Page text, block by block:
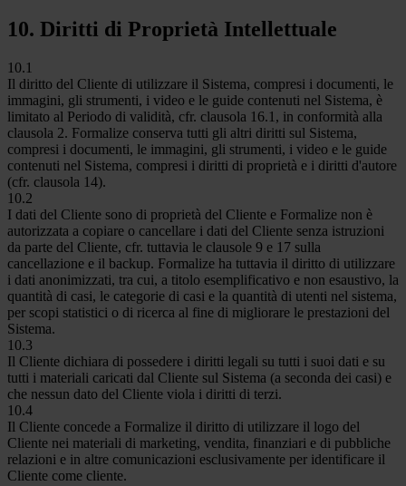
10. Diritti di Proprietà Intellettuale
10.1
Il diritto del Cliente di utilizzare il Sistema, compresi i documenti, le
immagini, gli strumenti, i video e le guide contenuti nel Sistema, è
limitato al Periodo di validità, cfr. clausola 16.1, in conformità alla
clausola 2. Formalize conserva tutti gli altri diritti sul Sistema,
compresi i documenti, le immagini, gli strumenti, i video e le guide
contenuti nel Sistema, compresi i diritti di proprietà e i diritti d'autore
(cfr. clausola 14).
10.2
I dati del Cliente sono di proprietà del Cliente e Formalize non è
autorizzata a copiare o cancellare i dati del Cliente senza istruzioni
da parte del Cliente, cfr. tuttavia le clausole 9 e 17 sulla
cancellazione e il backup. Formalize ha tuttavia il diritto di utilizzare
i dati anonimizzati, tra cui, a titolo esemplificativo e non esaustivo, la
quantità di casi, le categorie di casi e la quantità di utenti nel sistema,
per scopi statistici o di ricerca al fine di migliorare le prestazioni del
Sistema.
10.3
Il Cliente dichiara di possedere i diritti legali su tutti i suoi dati e su
tutti i materiali caricati dal Cliente sul Sistema (a seconda dei casi) e
che nessun dato del Cliente viola i diritti di terzi.
10.4
Il Cliente concede a Formalize il diritto di utilizzare il logo del
Cliente nei materiali di marketing, vendita, finanziari e di pubbliche
relazioni e in altre comunicazioni esclusivamente per identificare il
Cliente come cliente.